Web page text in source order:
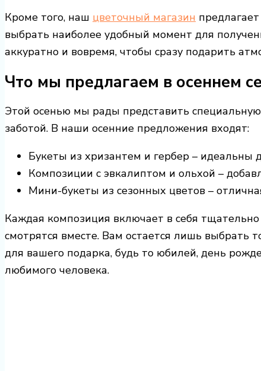
Кроме того, наш цветочный магазин
выбрать наиболее удобный момент для
аккуратно и вовремя, чтобы сразу подарить
Что мы предлагаем в осеннем
Этой осенью мы рады представить
заботой. В наши осенние предложения входят:
Букеты из хризантем и гербер – идеальны
Композиции с эвкалиптом и ольхой –
Мини-букеты из сезонных цветов –
Каждая композиция включает в себя
смотрятся вместе. Вам остается лишь выбрать
для вашего подарка, будь то юбилей, день
любимого человека.